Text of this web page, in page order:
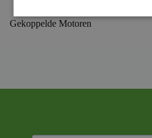
Gekoppelde Motoren